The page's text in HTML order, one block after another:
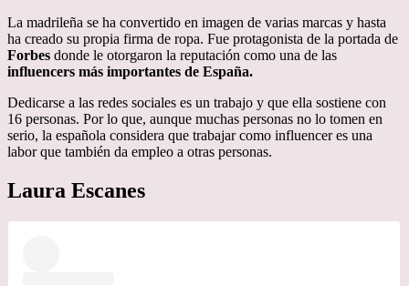
La madrileña se ha convertido en imagen de varias marcas y hasta
ha creado su propia firma de ropa. Fue protagonista de la portada de
Forbes donde le otorgaron la reputación como una de las
influencers más importantes de España.
Dedicarse a las redes sociales es un trabajo y que ella sostiene con
16 personas. Por lo que, aunque muchas personas no lo tomen en
serio, la española considera que trabajar como influencer es una
labor que también da empleo a otras personas.
Laura Escanes